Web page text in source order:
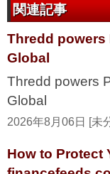
関連記事
Thredd powers
Global
Thredd powers
Global
2026年8月06日 [未
How to Protect